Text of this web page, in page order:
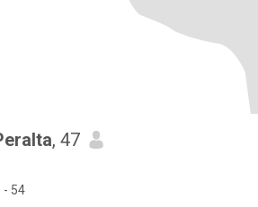
, 47
- 54